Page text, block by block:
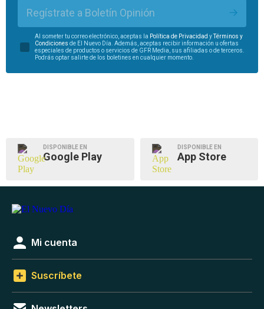
Regístrate a Boletín Opinión
Al someter tu correo electrónico, aceptas la Política de Privacidad yTérminos y
Condiciones de El Nuevo Día. Además, aceptas recibir información u ofertas
especiales de productos o servicios de GFR Media, sus afiliadas o de terceros.
Podrás optar salirte de los boletines en cualquier momento.
DISPONIBLE EN
Google Play
DISPONIBLE EN
App Store
Mi cuenta
Suscríbete